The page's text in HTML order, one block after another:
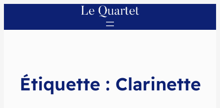
Étiquette : Clarinette